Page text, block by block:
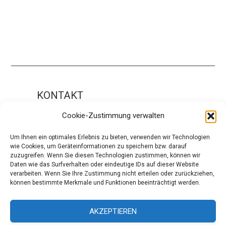
Cookie-Zustimmung verwalten
Um Ihnen ein optimales Erlebnis zu bieten, verwenden wir Technologien
wie Cookies, um Geräteinformationen zu speichern bzw. darauf
zuzugreifen. Wenn Sie diesen Technologien zustimmen, können wir
Daten wie das Surfverhalten oder eindeutige IDs auf dieser Website
verarbeiten. Wenn Sie Ihre Zustimmung nicht erteilen oder zurückziehen,
können bestimmte Merkmale und Funktionen beeinträchtigt werden.
AKZEPTIEREN
KONTAKT
Impressum
ÜBER UNS
Die Redaktion
Über modaCYCLE
Instagram